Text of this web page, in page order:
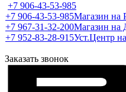
+7 906-43-53-985
+7 906-43-53-985Магазин на
+7 967-31-32-200Магазин на
+7 952-83-28-915Уст.Центр
Заказать звонок